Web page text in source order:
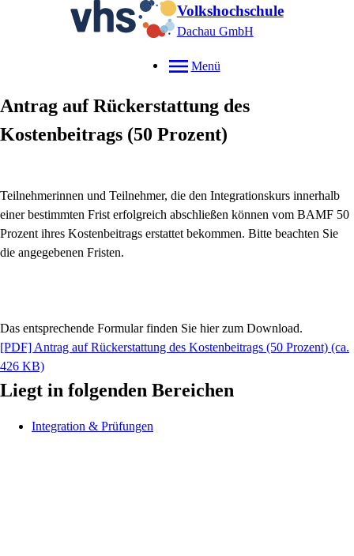
Volkshochschule
Dachau GmbH
Menü
Antrag auf Rückerstattung des
Kostenbeitrags (50 Prozent)
Teilnehmerinnen und Teilnehmer, die den Integrationskurs innerhalb
einer bestimmten Frist erfolgreich abschließen können vom BAMF 50
Prozent ihres Kostenbeitrags erstattet bekommen. Bitte beachten Sie
die angegebenen Fristen.
Das entsprechende Formular finden Sie hier zum Download.
[PDF] Antrag auf Rückerstattung des Kostenbeitrags (50 Prozent) (ca.
426 KB)
Liegt in folgenden Bereichen
Integration & Prüfungen